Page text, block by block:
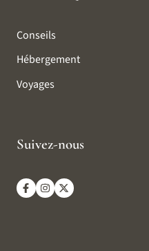
Conseils
Hébergement
Voyages
Suivez-nous